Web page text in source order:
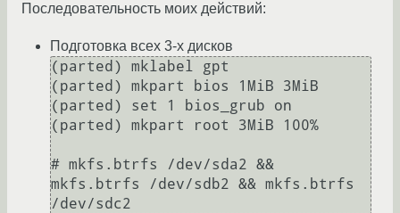
Последовательность моих действий:
Подготовка всех 3-х дисков
(parted) mklabel gpt
(parted) mkpart bios 1MiB 3MiB
(parted) set 1 bios_grub on
(parted) mkpart root 3MiB 100%
# mkfs.btrfs /dev/sda2 &&
mkfs.btrfs /dev/sdb2 && mkfs.btrfs